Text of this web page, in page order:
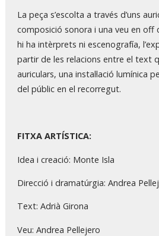
La peça s’escolta a través d’uns
composició sonora i una veu en off
hi ha intèrprets ni escenografía,
partir de les relacions entre el text
auriculars, una instal·lació lumínica
del públic en el recorregut.
FITXA ARTÍSTICA:
Idea i creació: Monte Isla
Direcció i dramatúrgia: Andrea
Text: Adrià Girona
Veu: Andrea Pellejero